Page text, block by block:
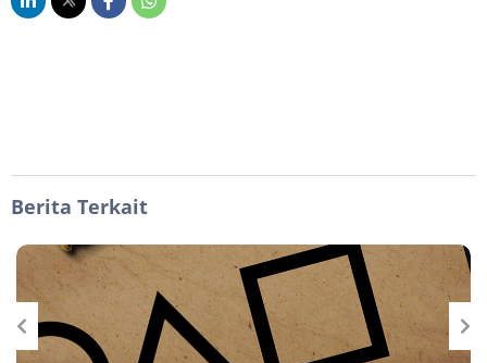
Berita Terkait